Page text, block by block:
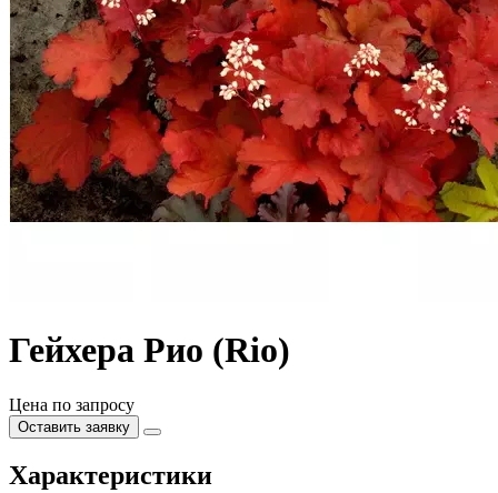
Гейхера Рио (Rio)
Цена по запросу
Оставить заявку
Характеристики